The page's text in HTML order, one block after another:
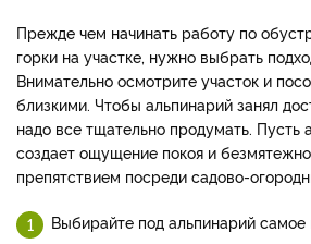
Прежде чем начинать работу по
горки на участке, нужно выбрать
Внимательно осмотрите участок и
близкими. Чтобы альпинарий занял
надо все тщательно продумать. Пусть
создает ощущение покоя и
препятствием посреди садово-
Выбирайте под альпинарий самое